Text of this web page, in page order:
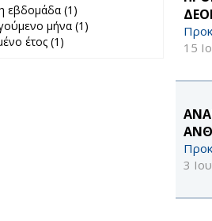
15
3
εβδομάδα (1)
Περασμένη
μήνα (1)
έτος (1)